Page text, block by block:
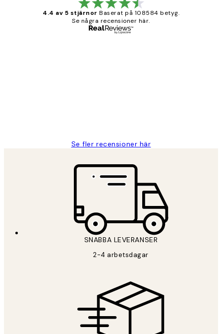
4.4 av 5 stjärnor Baserat på 108584 betyg.
Se några recensioner här.
Se fler recensioner här
SNABBA LEVERANSER
2-4 arbetsdagar